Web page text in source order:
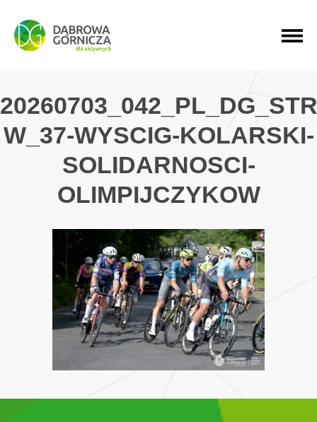
PRZEJDŹ DO MENU GŁÓWNEGO
PRZEJDŹ DO WYSZUKIWARKI
PRZEJDŹ DO TREŚCI
W_37-WYSCIG-KOLARSKI-
SOLIDARNOSCI-
OLIMPIJCZYKOW